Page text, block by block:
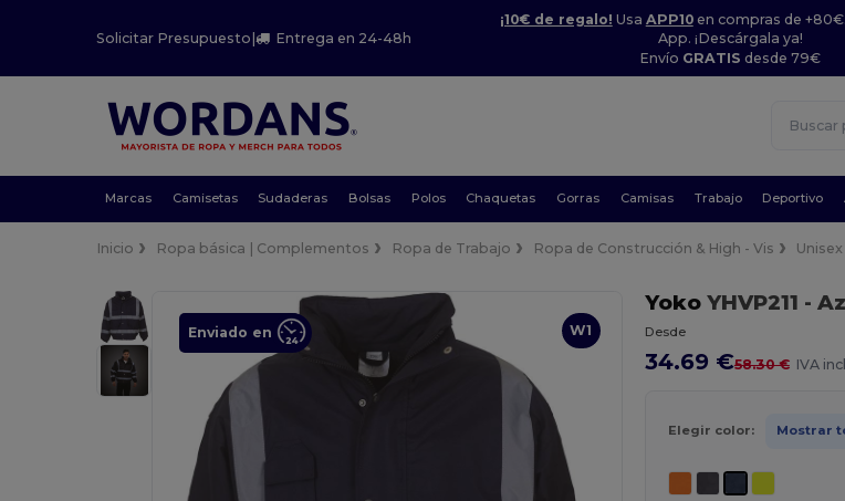
Solicitar Presupuesto | Entrega en 24-48h
¡10€ de regalo! Usa APP10en compras de
App. ¡Descárgala ya!
Envío GRATIS desde 79€
Marcas Camisetas Sudaderas Bolsas Polos Chaquetas Gorras Camisas Trabajo Deportivo
Inicio Ropa básica | Complementos Ropa de Trabajo Ropa de Construcción & High - Vis Unisex
W1
Enviado en
YokoYHVP211 -
Desde
34.69 €58.30 € IVA
Elegir color: Mostrar